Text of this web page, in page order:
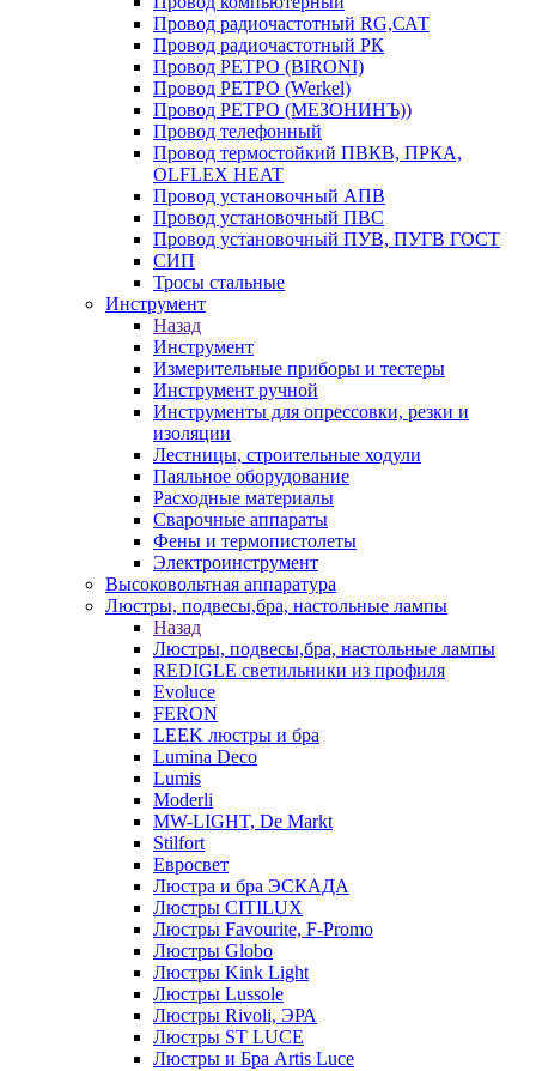
Провод радиочастотный RG,САТ
Провод радиочастотный РК
Провод РЕТРО (BIRONI)
Провод РЕТРО (Werkel)
Провод РЕТРО (МЕЗОНИНЪ))
Провод телефонный
Провод термостойкий ПВКВ, ПРКА,
OLFLEX HEAT
Провод установочный АПВ
Провод установочный ПВС
Провод установочный ПУВ, ПУГВ ГОСТ
СИП
Тросы стальные
Инструмент
Назад
Инструмент
Измерительные приборы и тестеры
Инструмент ручной
Инструменты для опрессовки, резки и
изоляции
Лестницы, строительные ходули
Паяльное оборудование
Расходные материалы
Сварочные аппараты
Фены и термопистолеты
Электроинструмент
Высоковольтная аппаратура
Люстры, подвесы,бра, настольные лампы
Назад
Люстры, подвесы,бра, настольные лампы
REDIGLE светильники из профиля
Evoluce
FERON
LEEK люстры и бра
Lumina Deco
Lumis
Moderli
MW-LIGHT, De Markt
Stilfort
Евросвет
Люстра и бра ЭСКАДА
Люстры CITILUX
Люстры Favourite, F-Promo
Люстры Globo
Люстры Kink Light
Люстры Lussole
Люстры Rivoli, ЭРА
Люстры ST LUCE
Люстры и Бра Artis Luce